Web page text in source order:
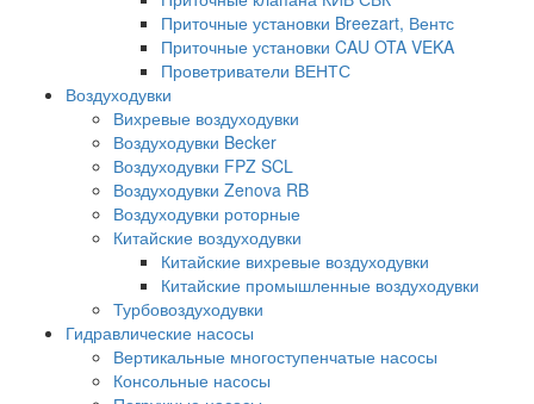
Приточные установки Breezart, Вентс
Приточные установки CAU OTA VEKA
Проветриватели ВЕНТС
Воздуходувки
Вихревые воздуходувки
Воздуходувки Becker
Воздуходувки FPZ SCL
Воздуходувки Zenova RB
Воздуходувки роторные
Китайские воздуходувки
Китайские вихревые воздуходувки
Китайские промышленные воздуходувки
Турбовоздуходувки
Гидравлические насосы
Вертикальные многоступенчатые насосы
Консольные насосы